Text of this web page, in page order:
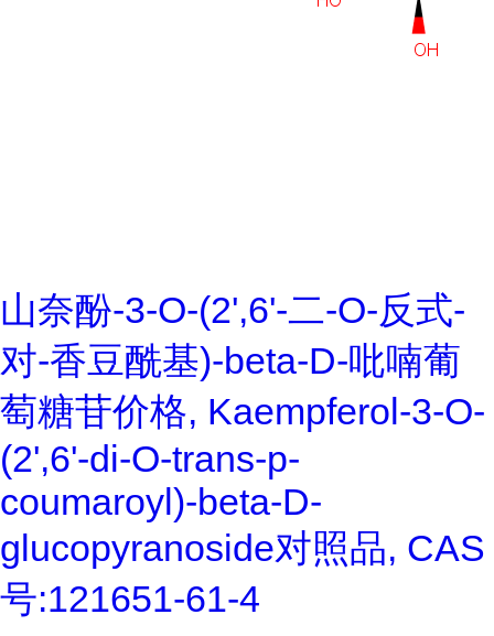
山奈酚-3-O-(2',6'-二-O-反式-
对-香豆酰基)-beta-D-吡喃葡
萄糖苷价格, Kaempferol-3-O-
(2',6'-di-O-trans-p-
coumaroyl)-beta-D-
glucopyranoside对照品, CAS
号:121651-61-4